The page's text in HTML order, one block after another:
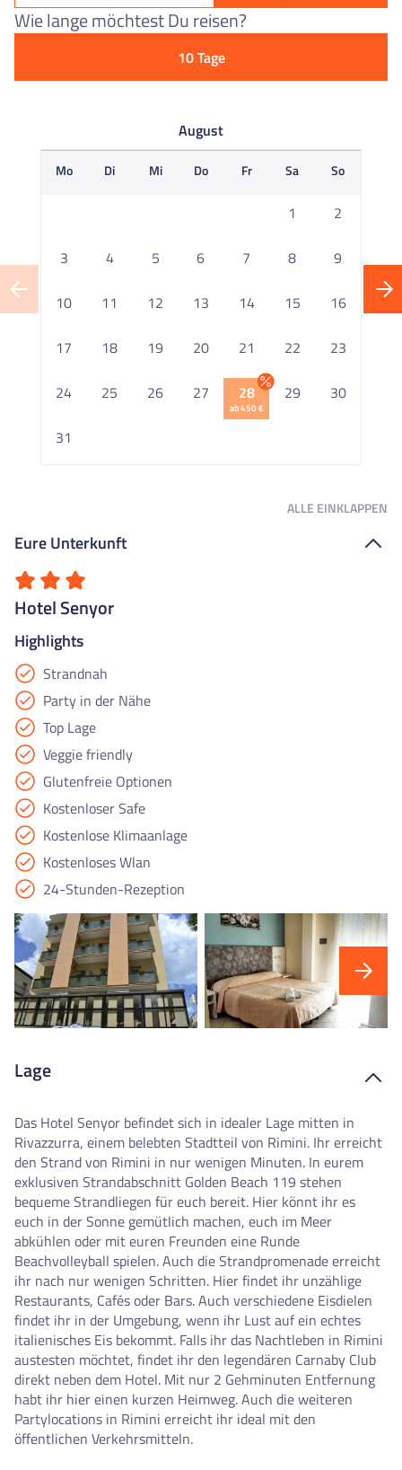
Wie lange möchtest Du reisen?
10 Tage
August
Mo Di Mi Do Fr Sa So
1 2
3 4 5 6 7 8 9
10 11 12 13 14 15 16
17 18 19 20 21 22 23
24 25 26 27 28
ab 450 €
29 30
31
ALLE EINKLAPPEN
Eure Unterkunft
Hotel Senyor
Highlights
Strandnah
Party in der Nähe
Top Lage
Veggie friendly
Glutenfreie Optionen
Kostenloser Safe
Kostenlose Klimaanlage
Kostenloses Wlan
24-Stunden-Rezeption
Lage
Das Hotel Senyor befindet sich in idealer Lage mitten in
Rivazzurra, einem belebten Stadtteil von Rimini. Ihr erreicht
den Strand von Rimini in nur wenigen Minuten. In eurem
exklusiven Strandabschnitt Golden Beach 119 stehen
bequeme Strandliegen für euch bereit. Hier könnt ihr es
euch in der Sonne gemütlich machen, euch im Meer
abkühlen oder mit euren Freunden eine Runde
Beachvolleyball spielen. Auch die Strandpromenade erreicht
ihr nach nur wenigen Schritten. Hier findet ihr unzählige
Restaurants, Cafés oder Bars. Auch verschiedene Eisdielen
findet ihr in der Umgebung, wenn ihr Lust auf ein echtes
italienisches Eis bekommt. Falls ihr das Nachtleben in Rimini
austesten möchtet, findet ihr den legendären Carnaby Club
direkt neben dem Hotel. Mit nur 2 Gehminuten Entfernung
habt ihr hier einen kurzen Heimweg. Auch die weiteren
Partylocations in Rimini erreicht ihr ideal mit den
öffentlichen Verkehrsmitteln.